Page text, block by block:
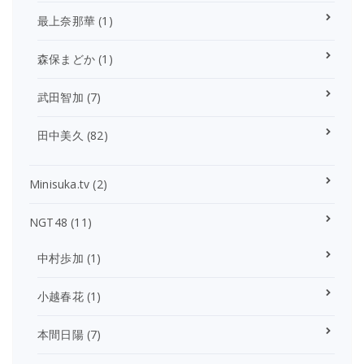
最上奈那華 (1)
森保まどか (1)
武田智加 (7)
田中美久 (82)
Minisuka.tv (2)
NGT48 (11)
中村歩加 (1)
小越春花(1)
本間日陽(7)